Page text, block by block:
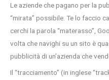
Le aziende che pagano per la
“mirata” possibile. Te lo faccio
cerchi la parola “materasso”,
volta che navighi su un sito è
pubblicità di un’azienda che
Il “tracciamento” (in inglese